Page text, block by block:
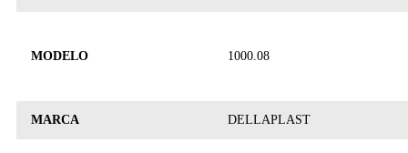
MODELO 1000.08
MARCA DELLAPLAST